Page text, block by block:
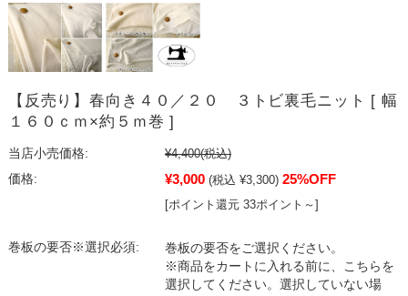
【反売り】春向き４０／２０ ３トビ裏毛ニット [ 幅
１６０ｃｍ×約５ｍ巻 ]
当店小売価格: ¥4,400(税込)
価格:
¥3,000 (税込 ¥3,300) 25%OFF
[ポイント還元 33ポイント～]
巻板の要否※選択必須:
巻板の要否をご選択ください。
※商品をカートに入れる前に、こちらを
選択してください。選択していない場